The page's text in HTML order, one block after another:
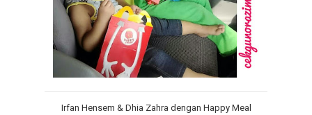
Irfan Hensem & Dhia Zahra dengan Happy Meal